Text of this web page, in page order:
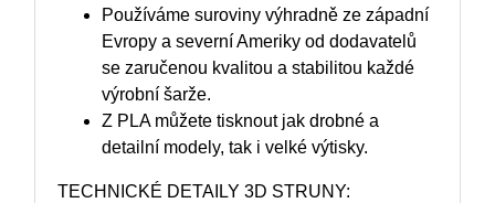
Používáme suroviny výhradně ze západní
Evropy a severní Ameriky od dodavatelů
se zaručenou kvalitou a stabilitou každé
výrobní šarže.
Z PLA můžete tisknout jak drobné a
detailní modely, tak i velké výtisky.
TECHNICKÉ DETAILY 3D STRUNY: